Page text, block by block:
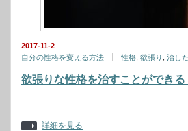
2017-11-2
自分の性格を変える方法
性格 欲張り 治し
欲張りな性格を治すことができ
…
詳細を見る